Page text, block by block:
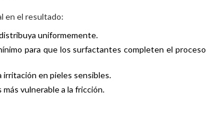
en el resultado:
uniformemente.
para que los surfactantes completen el proceso
irritación en pieles sensibles.
vulnerable a la fricción.